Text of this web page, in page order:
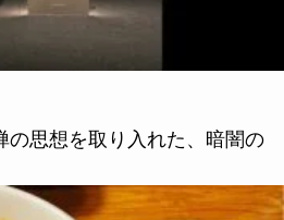
の思想を取り入れた、暗闇の